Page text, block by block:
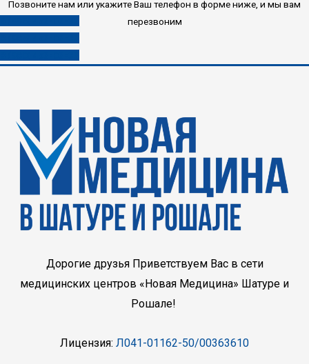
Позвоните нам или укажите Ваш телефон в форме ниже, и мы вам
перезвоним
Дорогие друзья Приветствуем Вас в сети
медицинских центров «Новая Медицина» Шатуре и
Рошале!
Лицензия: Л041-01162-50/00363610